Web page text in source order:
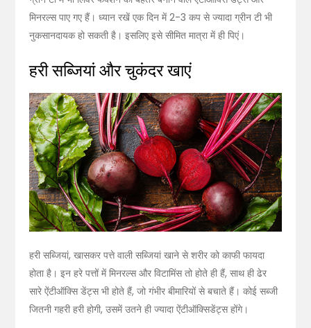
मिनरल्स पाए गए हैं। ध्यान रखें एक दिन में 2-3 कप से ज्यादा ग्रीन टी भी
नुकसानदायक हो सकती है। इसलिए इसे सीमित मात्रा में ही पिएं।
हरी सब्जियां और चुकंदर खाएं
हरी सब्जियां, खासकर पत्ते वाली सब्जियां खाने से शरीर को काफी फायदा
होता है। इन हरे पत्तों में मिनरल्स और विटामिंस तो होते ही हैं, साथ ही ढेर
सारे ऐंटीऑक्सि डेंट्स भी होते हैं, जो गंभीर बीमारियों से बचाते हैं। कोई सब्जी
जितनी गहरी हरी होगी, उसमें उतने ही ज्यादा ऐंटीऑक्सिडेंट्स होंगे।